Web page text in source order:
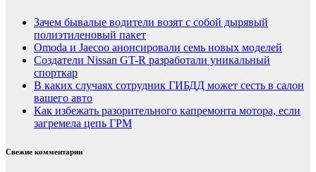
Зачем бывалые водители возят с собой дырявый
полиэтиленовый пакет
Оmoda и Jaecoo анонсировали семь новых моделей
Создатели Nissan GT-R разработали уникальный
спорткар
В каких случаях сотрудник ГИБДД может сесть в салон
вашего авто
Как избежать разорительного капремонта мотора, если
загремела цепь ГРМ
Свежие комментарии